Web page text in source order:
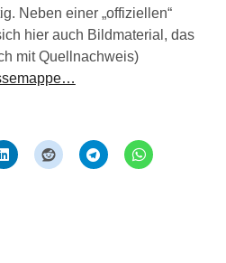
Neben einer „offiziellen“
hier auch Bildmaterial, das
mit Quellnachweis)